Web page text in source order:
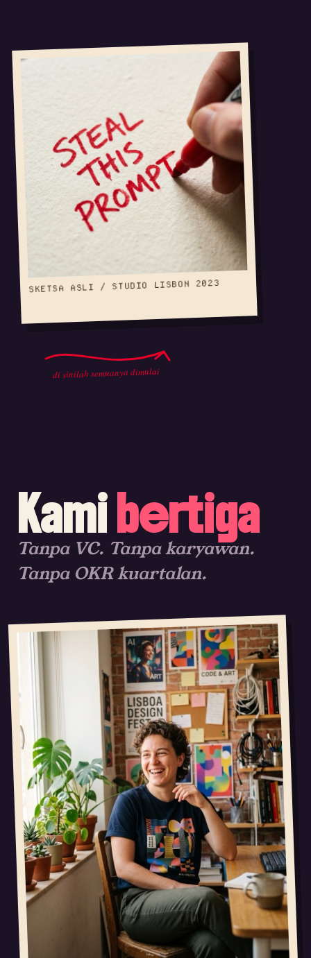
SKETSA ASLI / STUDIO LISBON 2023
di sinilah semuanya dimulai
Kamibertiga
Tanpa VC. Tanpa karyawan.
Tanpa OKR kuartalan.